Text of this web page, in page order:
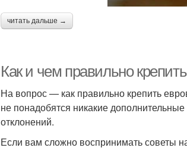
читать дальше →
Как и чем правильно
На вопрос — как правильно крепить
не понадобятся никакие
отклонений.
Если вам сложно воспринимать советы